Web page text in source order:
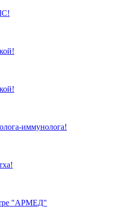
иммунолога!
"АРМЕД"